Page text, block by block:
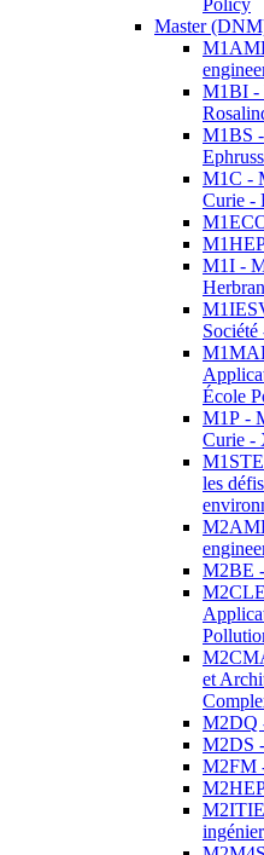
Policy
Master
M1BI -
M1BS
M1C -
Curie -
M1I -
École
M1P -
Curie -
les
M2BE
et
M2DQ
M2DS
M2FM